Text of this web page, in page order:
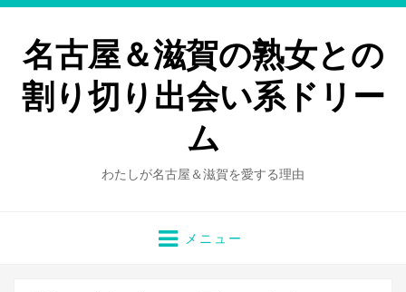
名古屋＆滋賀の熟女との
割り切り出会い系ドリー
ム
わたしが名古屋＆滋賀を愛する理由
メニュー